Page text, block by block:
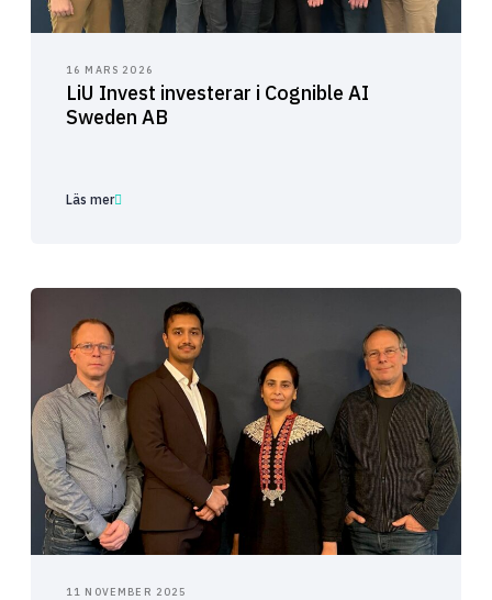
16 MARS 2026
LiU Invest investerar i Cognible AI
Sweden AB
Läs mer
11 NOVEMBER 2025